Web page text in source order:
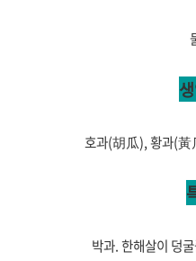
호과(胡瓜), 황과(黃
박과. 한해살이 덩